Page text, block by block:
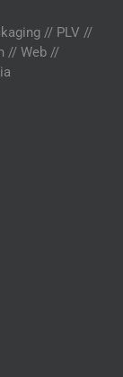
// PLV //
// Web //